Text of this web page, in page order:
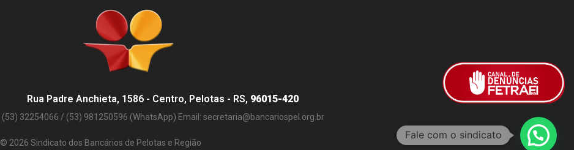
Rua Padre Anchieta, 1586 - Centro, Pelotas - RS, 96015-420
(53) 32254066 / (53) 981250596 (WhatsApp) Email: secretaria@bancariospel.org.br
© 2026 Sindicato dos Bancários de Pelotas e Região